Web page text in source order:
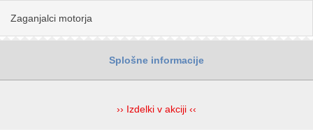
Zaganjalci motorja
Splošne informacije
›› Izdelki v akciji ‹‹